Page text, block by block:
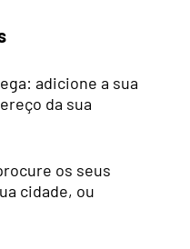
adicione a sua
da sua
os seus
cidade, ou